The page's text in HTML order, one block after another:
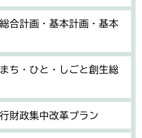
合計画・基本計画・基本
ち・ひと・しごと創生総
財政集中改革プラン